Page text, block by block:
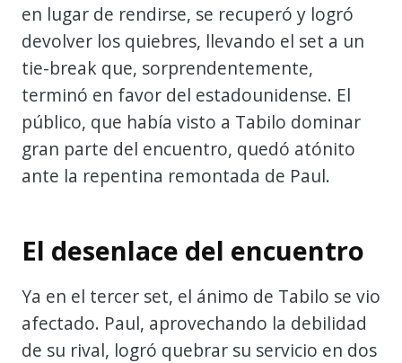
en lugar de rendirse, se recuperó y logró
devolver los quiebres, llevando el set a un
tie-break que, sorprendentemente,
terminó en favor del estadounidense. El
público, que había visto a Tabilo dominar
gran parte del encuentro, quedó atónito
ante la repentina remontada de Paul.
El desenlace del encuentro
Ya en el tercer set, el ánimo de Tabilo se vio
afectado. Paul, aprovechando la debilidad
de su rival, logró quebrar su servicio en dos